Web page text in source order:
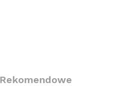
Rekomendowe